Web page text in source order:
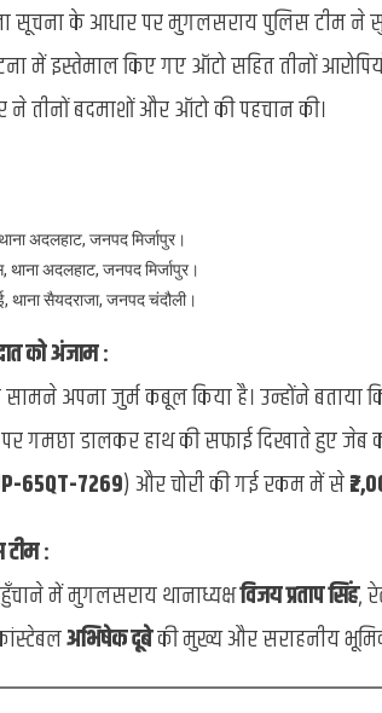
सूचना के आधार पर मुगलसराय पुलिस टीम ने
में इस्तेमाल किए गए ऑटो सहित तीनों
ने तीनों बदमाशों और ऑटो की पहचान की।
अदलहाट, जनपद मिर्जापुर।
थाना अदलहाट, जनपद मिर्जापुर।
थाना सैयदराजा, जनपद चंदौली।
को अंजाम :
अपना जुर्म कबूल किया है। उन्होंने
गमछा डालकर हाथ की सफाई दिखाते हुए
65QT-7269) और चोरी की गई रकम में से
टीम :
में मुगलसराय थानाध्यक्षविजय प्रताप सिंह,
अभिषेक दूबेकी मुख्य और सराहनीय